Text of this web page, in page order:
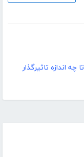
حجم RAM تا چه اندازه تاثیرگذار